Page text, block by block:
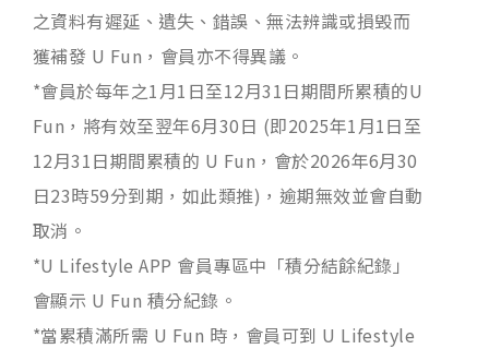
之資料有遲延、遺失、錯誤、無法辨識或損毁而
獲補發 U Fun，會員亦不得異議。
*會員於每年之1月1日至12月31日期間所累積的U
Fun，將有效至翌年6月30日 (即2025年1月1日至
12月31日期間累積的 U Fun，會於2026年6月30
日23時59分到期，如此類推)，逾期無效並會自動
取消。
*U Lifestyle APP 會員專區中「積分結餘紀錄」
會顯示 U Fun 積分紀錄。
*當累積滿所需 U Fun 時，會員可到 U Lifestyle